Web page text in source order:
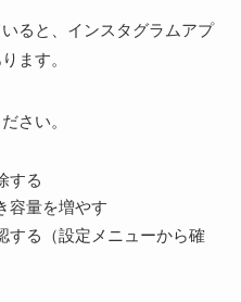
ると、インスタグラムアプ
ます。
さい。
する
容量を増やす
する（設定メニューから確